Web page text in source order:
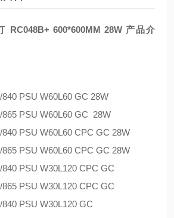
RC048B+ 600*600MM 28W产品介
PSU W60L60 GC 28W
865 PSU W60L60 GC 28W
PSU W60L60 CPC GC 28W
PSU W60L60 CPC GC 28W
PSU W30L120 CPC GC
PSU W30L120 CPC GC
PSU W30L120 GC